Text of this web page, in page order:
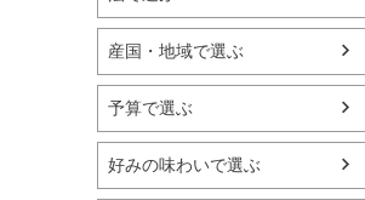
産国・地域で選ぶ
予算で選ぶ
好みの味わいで選ぶ